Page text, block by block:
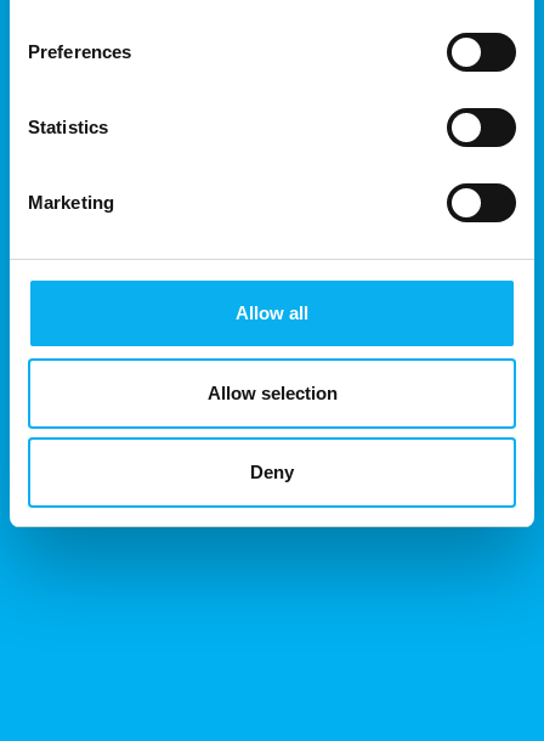
Preferences
Statistics
Marketing
Allow all
Allow selection
Deny